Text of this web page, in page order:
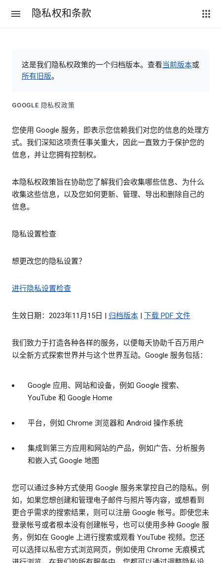
隐私权和条款
这是我们隐私权政策的一个归档版本。查看当前版本或
所有旧版。
GOOGLE 隐私权政策
您使用 Google 服务，即表示您信赖我们对您的信息的处理方
式。我们深知这项责任事关重大，因此一直致力于保护您的
信息，并让您拥有控制权。
本隐私权政策旨在协助您了解我们会收集哪些信息、为什么
收集这些信息，以及您如何更新、管理、导出和删除自己的
信息。
隐私设置检查
想更改您的隐私设置？
进行隐私设置检查
生效日期：2023年11月15日 | 归档版本 | 下载 PDF 文件
我们致力于打造各种各样的服务，以便每天协助千百万用户
以全新方式探索世界并与这个世界互动。Google 服务包括：
Google 应用、网站和设备，例如 Google 搜索、
YouTube 和 Google Home
平台，例如 Chrome 浏览器和 Android 操作系统
集成到第三方应用和网站的产品，例如广告、分析服务
和嵌入式 Google 地图
您可以通过多种方式使用 Google 服务来掌控自己的隐私。例
如，如果您想创建和管理电子邮件与照片等内容，或想看到
更合乎需求的搜索结果，则可以注册 Google 帐号。即使您未
登录帐号或者根本没有创建帐号，也可以使用多种 Google 服
务，例如在 Google 上进行搜索或观看 YouTube 视频。您还
可以选择以私密方式浏览网页，例如使用 Chrome 无痕模式